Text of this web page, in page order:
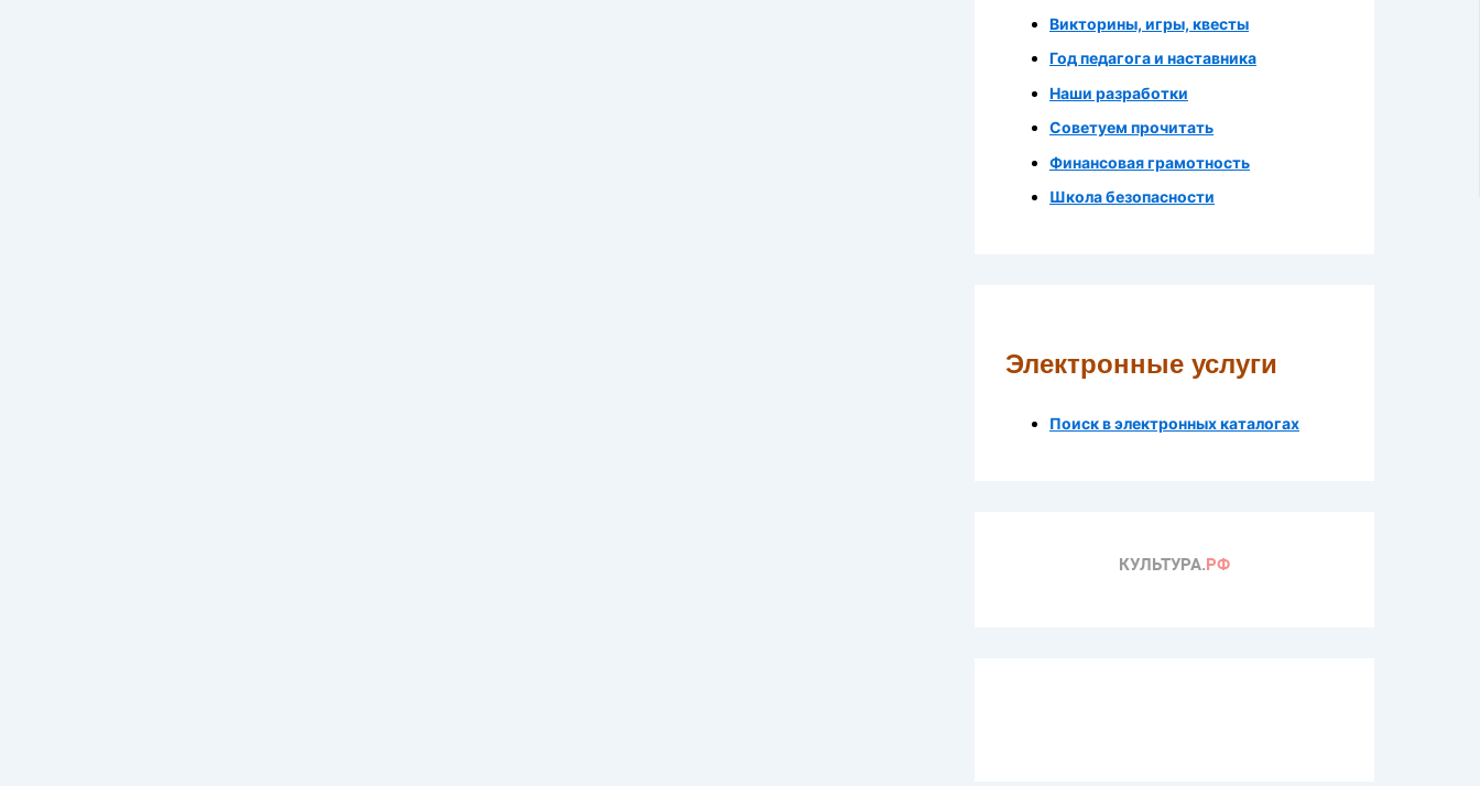
Викторины, игры, квесты
Год педагога и наставника
Наши разработки
Советуем прочитать
Финансовая грамотность
Школа безопасности
Электронные услуги
Поиск в электронных каталогах